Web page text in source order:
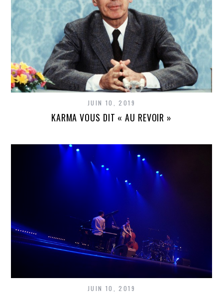
JUIN 10, 2019
KARMA VOUS DIT « AU REVOIR »
JUIN 10, 2019